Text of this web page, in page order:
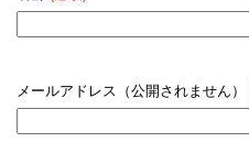
メールアドレス（公開されません）